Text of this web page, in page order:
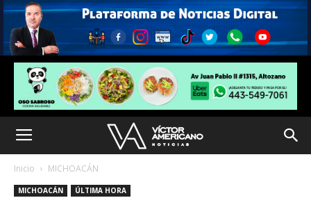
Inicio MICHOACÁN
MICHOACÁN ÚLTIMA HORA